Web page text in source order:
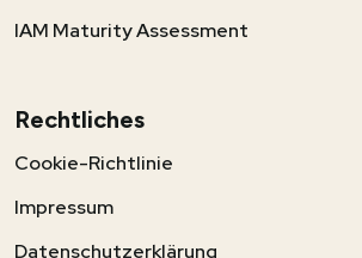
IAM Maturity Assessment
Rechtliches
Cookie-Richtlinie
Impressum
Datenschutzerklärung